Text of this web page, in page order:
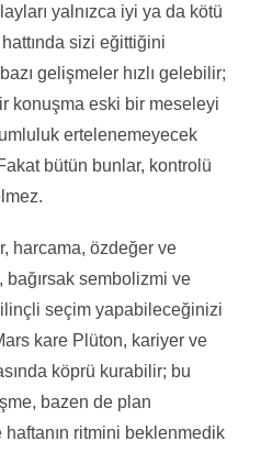
yalnızca iyi ya da kötü
sizi eğittiğini
gelişmeler hızlı gelebilir;
konuşma eski bir meseleyi
ertelenemeyecek
bütün bunlar, kontrolü
harcama, özdeğer ve
bağırsak sembolizmi ve
seçim yapabileceğinizi
kare Plüton, kariyer ve
köprü kurabilir; bu
bazen de plan
ritmini beklenmedik